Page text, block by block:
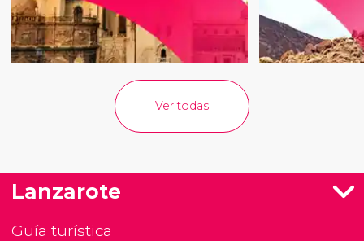
Ver todas
Lanzarote
Guía turística